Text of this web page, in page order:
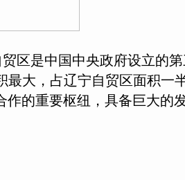
是中国中央政府设立的
大，占辽宁自贸区面积一
的重要枢纽，具备巨大的